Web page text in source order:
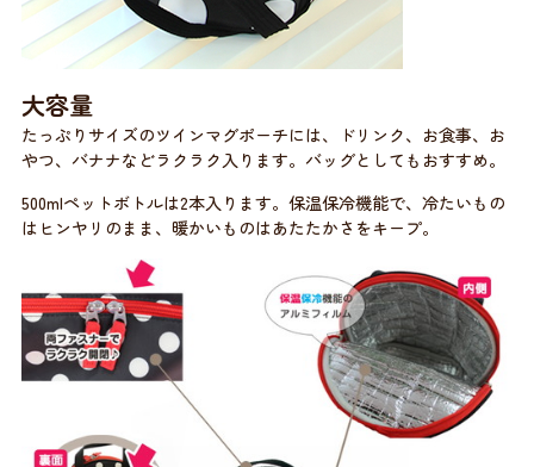
大容量
たっぷりサイズのツインマグポーチには、ドリンク、お食事、お
やつ、バナナなどラクラク入ります。バッグとしてもおすすめ。
500mlペットボトルは2本入ります。保温保冷機能で、冷たいもの
はヒンヤリのまま、暖かいものはあたたかさをキープ。